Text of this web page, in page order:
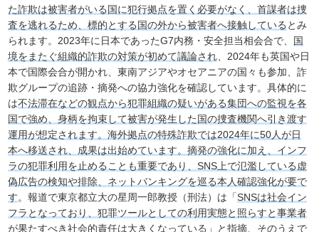
た詐欺は被害者がいる国に犯行拠点を置く必要がなく、首謀者は捜
査を逃れるため、標的とする国の外から被害者へ接触している とみ
られます。2023年に日本であったG7内務・安全担当相会合で、
国
境をまたぐ組織的詐欺の対策が初めて議論され 、2024年も英国や日
本で国際会合が開かれ、東南アジアやオセアニアの国々も参加、詐
欺グループの追跡・摘発への協力強化を確認しています。具体的に
は不法滞在などの観点から犯罪組織の疑いがある集団への監視を各
国で強め、身柄を拘束して被害が発生した国の捜査機関へ引き渡す
運用が想定されます。海外拠点の特殊詐欺では2024年に50人が日
本へ移送され、成果は出始めています。摘発の強化に加え、インフ
ラの犯罪利用を止めることも重要であり、SNS上で氾濫している虚
偽広告の検知や排除、ネットバンキングを巡る本人確認強化が要で
す。報道で東京都立大の星周一郎教授（刑法）は「SNSは社会イン
フラとなっており、犯罪ツールとしての利用実態と照らすと事業者
が果たすべき社会的責任は大きくなっている 」と指摘、そのうえで